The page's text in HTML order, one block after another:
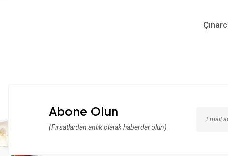
Abone Olun
(Fırsatlardan anlık olarak haberdar olun)